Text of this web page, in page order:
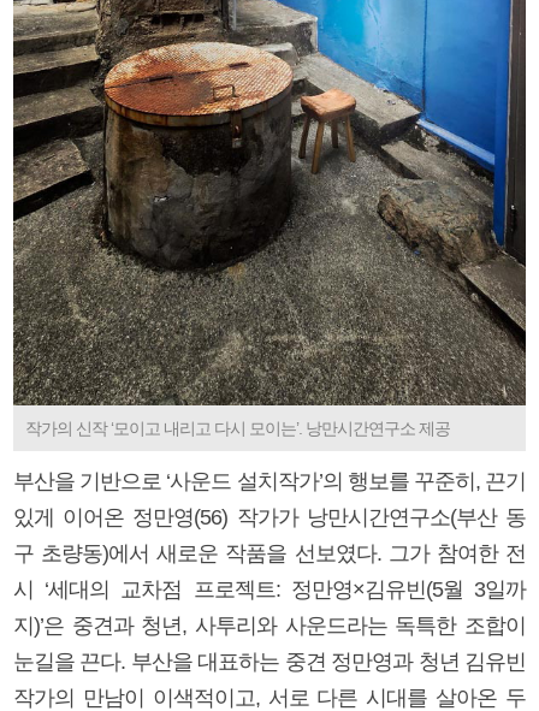
작가의 신작 ‘모이고 내리고 다시 모이는’. 낭만시간연구소 제공
부산을 기반으로 ‘사운드 설치작가’의 행보를 꾸준히, 끈기
있게 이어온 정만영(56) 작가가 낭만시간연구소(부산 동
구 초량동)에서 새로운 작품을 선보였다. 그가 참여한 전
시 ‘세대의 교차점 프로젝트: 정만영×김유빈(5월 3일까
지)’은 중견과 청년, 사투리와 사운드라는 독특한 조합이
눈길을 끈다. 부산을 대표하는 중견 정만영과 청년 김유빈
작가의 만남이 이색적이고, 서로 다른 시대를 살아온 두